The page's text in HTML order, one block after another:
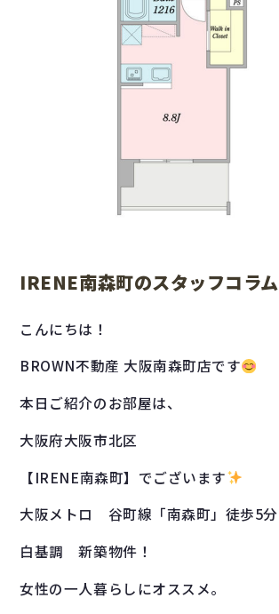
IRENE南森町のスタッフコラム
こんにちは！
BROWN不動産 大阪南森町店です
本日ご紹介のお部屋は、
大阪府大阪市北区
【IRENE南森町】でございます
大阪メトロ 谷町線「南森町」徒歩5分
白基調 新築物件！
女性の一人暮らしにオススメ。